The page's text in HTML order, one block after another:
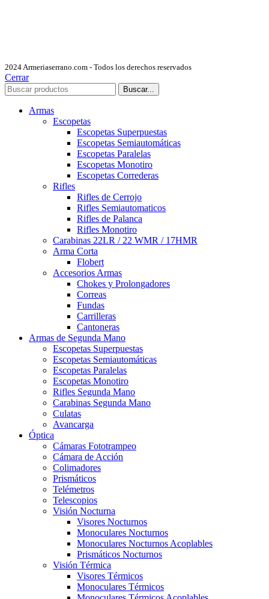
2024 Armeriaserrano.com - Todos los derechos reservados
Cerrar
Buscar...
Armas
Escopetas
Escopetas Superpuestas
Escopetas Semiautomáticas
Escopetas Paralelas
Escopetas Monotiro
Escopetas Correderas
Rifles
Rifles de Cerrojo
Rifles Semiautomaticos
Rifles de Palanca
Rifles Monotiro
Carabinas 22LR / 22 WMR / 17HMR
Arma Corta
Flobert
Accesorios Armas
Chokes y Prolongadores
Correas
Fundas
Carrilleras
Cantoneras
Armas de Segunda Mano
Escopetas Superpuestas
Escopetas Semiautomáticas
Escopetas Paralelas
Escopetas Monotiro
Rifles Segunda Mano
Carabinas Segunda Mano
Culatas
Avancarga
Óptica
Cámaras Fototrampeo
Cámara de Acción
Colimadores
Prismáticos
Telémetros
Telescopios
Visión Nocturna
Visores Nocturnos
Monoculares Nocturnos
Monoculares Nocturnos Acoplables
Prismáticos Nocturnos
Visión Térmica
Visores Térmicos
Monoculares Térmicos